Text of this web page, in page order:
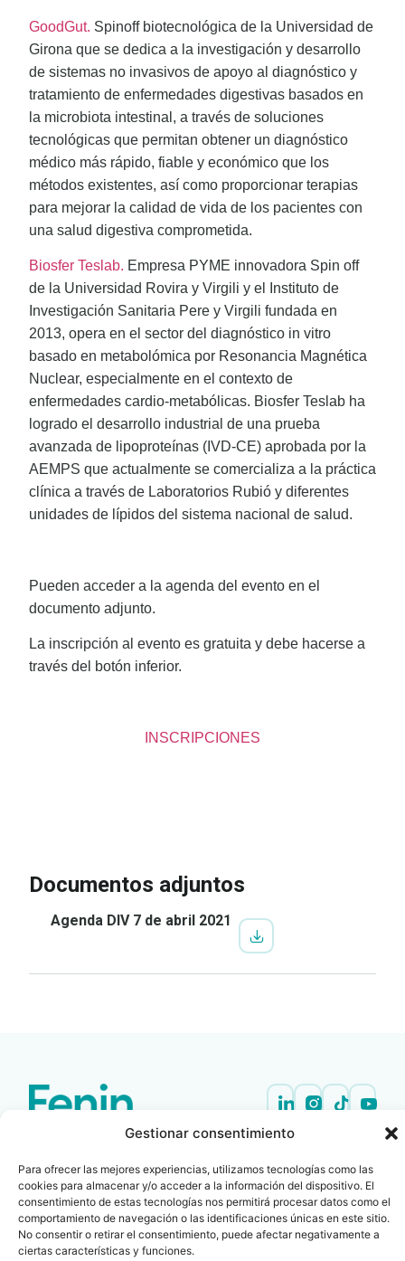
Gestionar consentimiento
Para ofrecer las mejores experiencias, utilizamos tecnologías como las
cookies para almacenar y/o acceder a la información del dispositivo. El
consentimiento de estas tecnologías nos permitirá procesar datos como el
comportamiento de navegación o las identificaciones únicas en este sitio.
No consentir o retirar el consentimiento, puede afectar negativamente a
ciertas características y funciones.
GoodGut. Spinoff biotecnológica de la Universidad de
Girona que se dedica a la investigación y desarrollo
de sistemas no invasivos de apoyo al diagnóstico y
tratamiento de enfermedades digestivas basados en
la microbiota intestinal, a través de soluciones
tecnológicas que permitan obtener un diagnóstico
médico más rápido, fiable y económico que los
métodos existentes, así como proporcionar terapias
para mejorar la calidad de vida de los pacientes con
una salud digestiva comprometida.
Biosfer Teslab. Empresa PYME innovadora Spin off
de la Universidad Rovira y Virgili y el Instituto de
Investigación Sanitaria Pere y Virgili fundada en
2013, opera en el sector del diagnóstico in vitro
basado en metabolómica por Resonancia Magnética
Nuclear, especialmente en el contexto de
enfermedades cardio-metabólicas. Biosfer Teslab ha
logrado el desarrollo industrial de una prueba
avanzada de lipoproteínas (IVD-CE) aprobada por la
AEMPS que actualmente se comercializa a la práctica
clínica a través de Laboratorios Rubió y diferentes
unidades de lípidos del sistema nacional de salud.
Pueden acceder a la agenda del evento en el
documento adjunto.
La inscripción al evento es gratuita y debe hacerse a
través del botón inferior.
INSCRIPCIONES
Documentos adjuntos
Agenda DIV 7 de abril 2021
C/ Villanueva, 20 - 1-
28001
915 759 800
Oficina Barcelona
1º, 3ª 08006
932 014 655
Copyright © 2025 FENIN |